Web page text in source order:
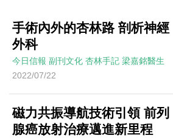
手術內外的杏林路 剖析神經
外科
今日信報 副刊文化 杏林手記 梁嘉銘醫生
2022/07/22
磁力共振導航技術引領 前列
腺癌放射治療邁進新里程